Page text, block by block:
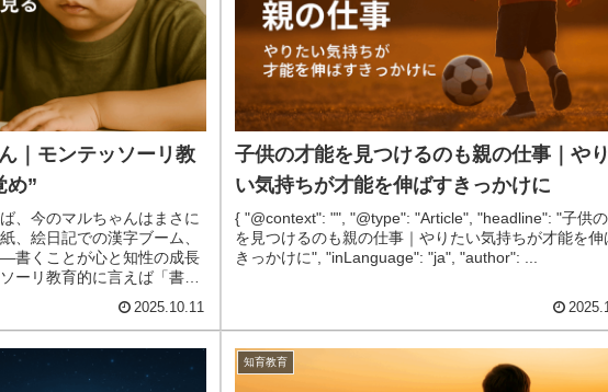
｜モンテッソーリ教
め”
、今のマルちゃんはまさに
、絵日記での漢字ブーム、
書くことが心と知性の成長
ーリ教育的に言えば「書く
2025.10.11
子供の才能を見つけるのも親の仕事｜や
い気持ちが才能を伸ばすきっかけに
{ "@context": "", "@type": "Article", "headline": "子供
を見つけるのも親の仕事｜やりたい気持ちが才能を伸
きっかけに", "inLanguage": "ja", "author": ...
知育教育